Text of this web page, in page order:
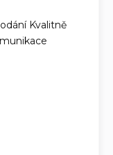
Kvalitně